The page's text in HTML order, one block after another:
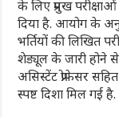
के लिए प्रमुख
दिया है. आयोग के
भर्तियों की लिखित
शेड्यूल के जारी होने
असिस्टेंट प्रोफेसर
स्पष्ट दिशा मिल गई है.